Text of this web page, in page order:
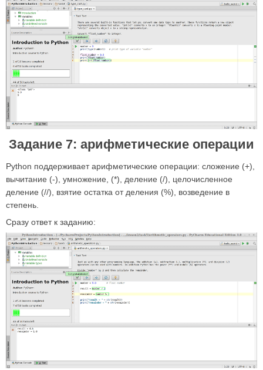
Задание 7: арифметические операции
Python поддерживает арифметические операции: сложение (+),
вычитание (-), умножение, (*), деление (/), целочисленное
деление (//), взятие остатка от деления (%), возведение в
степень.
Сразу ответ к заданию: